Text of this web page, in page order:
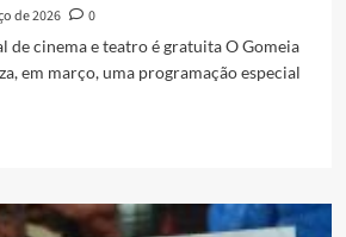
de 2026
0
de cinema e teatro é gratuita O Gomeia
em março, uma programação especial